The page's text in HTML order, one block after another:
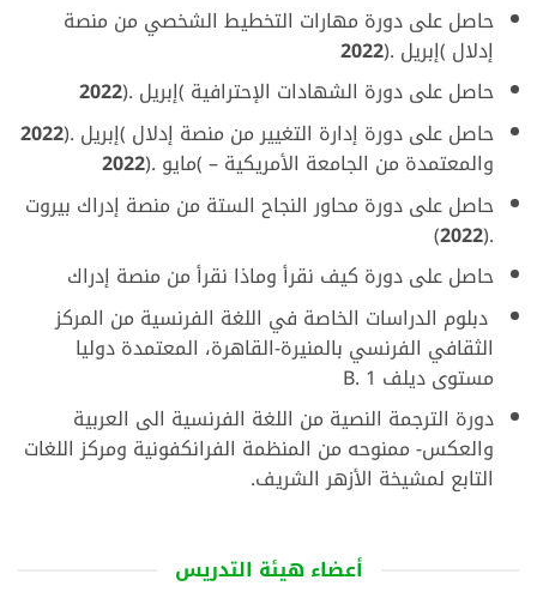
حاصل على دورة مهارات التخطيط الشخصي من منصة
إدلال )إبريل .(
2022
حاصل على دورة الشهادات الإحترافية )إبريل .(
2022
حاصل على دورة إدارة التغيير من منصة إدلال )إبريل .(
2022
والمعتمدة من الجامعة الأمريكية – )مايو .(
2022
حاصل على دورة محاور النجاح الستة من منصة إدراك بيروت
.(
2022
)
حاصل على دورة كيف نقرأ وماذا نقرأ من منصة إدراك
دبلوم الدراسات الخاصة في اللغة الفرنسية من المركز
الثقافي الفرنسي بالمنيرة-القاهرة، المعتمدة دوليا
مستوى ديلف 1 .B
دورة الترجمة النصية من اللغة الفرنسية الى العربية
والعكس- ممنوحه من المنظمة الفرانكفونية ومركز اللغات
التابع لمشيخة الأزهر الشريف.
أعضاء هيئة التدريس